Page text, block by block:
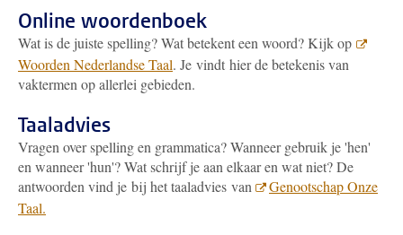
Online woordenboek
Wat is de juiste spelling? Wat betekent een woord? Kijk op
Woorden Nederlandse Taal. Je vindt hier de betekenis van
vaktermen op allerlei gebieden.
Taaladvies
Vragen over spelling en grammatica? Wanneer gebruik je 'hen'
en wanneer 'hun'? Wat schrijf je aan elkaar en wat niet? De
antwoorden vind je bij het taaladvies van
Genootschap Onze
Taal.